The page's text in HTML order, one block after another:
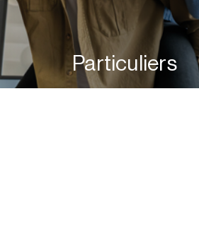
Particuliers